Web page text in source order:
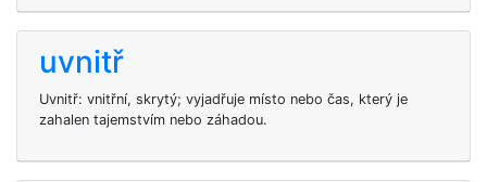
uvnitř
Uvnitř: vnitřní, skrytý; vyjadřuje místo nebo čas, který je
zahalen tajemstvím nebo záhadou.